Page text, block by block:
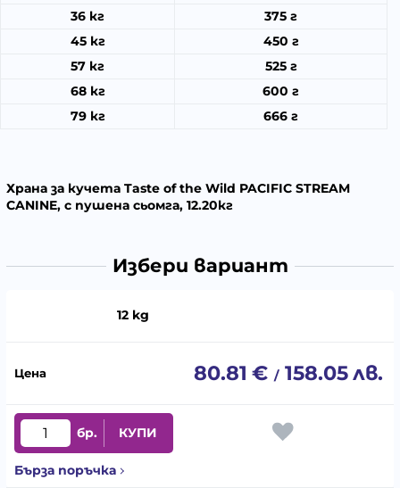
36 кг
375 г
45 кг
450 г
57 кг
525 г
68 кг
600 г
79 кг
666 г
Храна за кучета Taste of the Wild PACIFIC STREAM
CANINE, с пушена сьомга, 12.20кг
Избери вариант
12 kg
80.81 € / 158.05лв.
бр. КУПИ
Бърза поръчка